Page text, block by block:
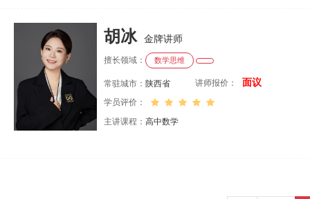
胡冰 金牌讲师
擅长领域： 数学思维
常驻城市： 陕西省 讲师报价： 面议
学员评价：
主讲课程： 高中数学